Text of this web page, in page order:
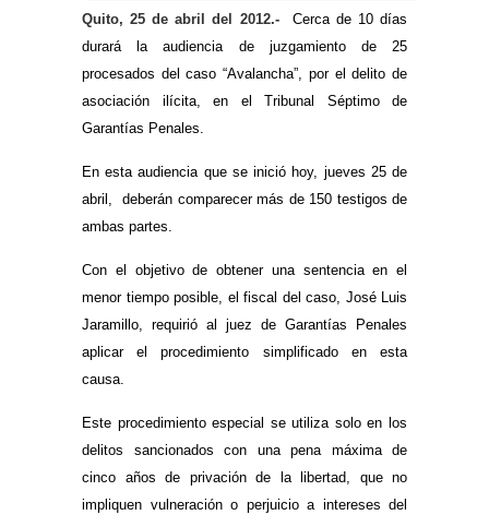
Quito, 25 de abril del 2012.-
Cerca de 10 días
durará la audiencia de juzgamiento de 25
procesados del caso “Avalancha”, por el delito de
asociación ilícita, en el Tribunal Séptimo de
Garantías Penales.
En esta audiencia que se inició hoy, jueves 25 de
abril, deberán comparecer más de 150 testigos de
ambas partes.
Con el objetivo de obtener una sentencia en el
menor tiempo posible, el fiscal del caso, José Luis
Jaramillo, requirió al juez de Garantías Penales
aplicar el procedimiento simplificado en esta
causa.
Este procedimiento especial se utiliza solo en los
delitos sancionados con una pena máxima de
cinco años de privación de la libertad, que no
impliquen vulneración o perjuicio a intereses del